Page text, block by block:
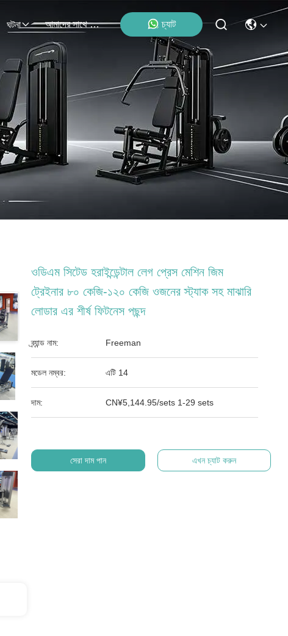
ঘটনা আমাদের সাথে যোগাযোগ চ্যাট
ওডিএম সিটেড হরাইন্ডেন্টাল লেগ প্রেস মেশিন জিম
ট্রেইনার ৮০ কেজি-১২০ কেজি ওজনের স্ট্যাক সহ মাঝারি
লোডার এর শীর্ষ ফিটনেস পছন্দ
ব্র্যান্ড নাম: Freeman
মডেল নম্বর: এটি 14
দাম: CN¥5,144.95/sets 1-29 sets
সেরা দাম পান এখন চ্যাট করুন